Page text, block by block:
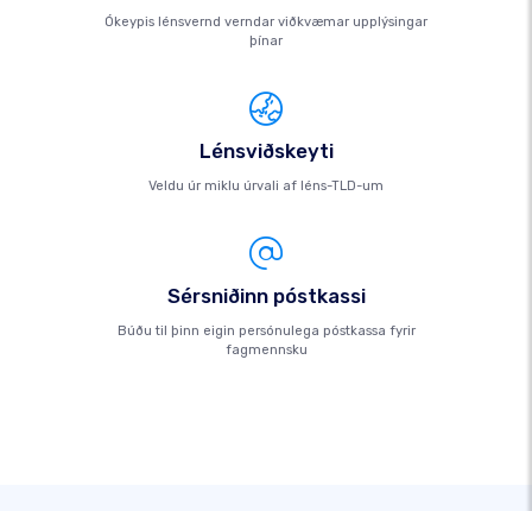
Ókeypis lénsvernd verndar viðkvæmar upplýsingar
þínar
Lénsviðskeyti
Veldu úr miklu úrvali af léns-TLD-um
Sérsniðinn póstkassi
Búðu til þinn eigin persónulega póstkassa fyrir
fagmennsku